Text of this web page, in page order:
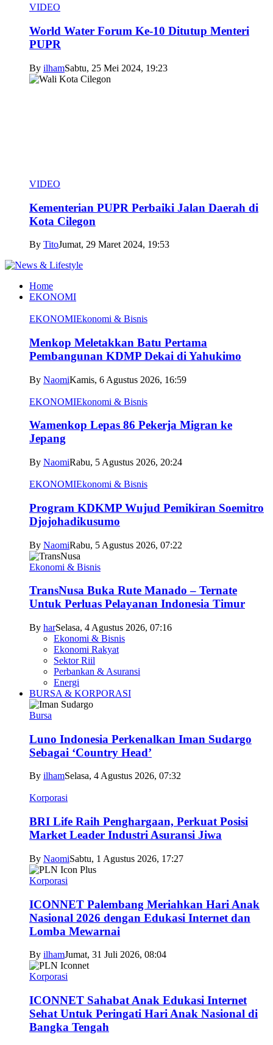
VIDEO
World Water Forum Ke-10 Ditutup Menteri
PUPR
By ilhamSabtu, 25 Mei 2024, 19:23
VIDEO
Kementerian PUPR Perbaiki Jalan Daerah di
Kota Cilegon
By TitoJumat, 29 Maret 2024, 19:53
Home
EKONOMI
EKONOMIEkonomi & Bisnis
Menkop Meletakkan Batu Pertama
Pembangunan KDMP Dekai di Yahukimo
By NaomiKamis, 6 Agustus 2026, 16:59
EKONOMIEkonomi & Bisnis
Wamenkop Lepas 86 Pekerja Migran ke
Jepang
By NaomiRabu, 5 Agustus 2026, 20:24
EKONOMIEkonomi & Bisnis
Program KDKMP Wujud Pemikiran Soemitro
Djojohadikusumo
By NaomiRabu, 5 Agustus 2026, 07:22
Ekonomi & Bisnis
TransNusa Buka Rute Manado – Ternate
Untuk Perluas Pelayanan Indonesia Timur
By harSelasa, 4 Agustus 2026, 07:16
Ekonomi & Bisnis
Ekonomi Rakyat
Sektor Riil
Perbankan & Asuransi
Energi
BURSA & KORPORASI
Bursa
Luno Indonesia Perkenalkan Iman Sudargo
Sebagai ‘Country Head’
By ilhamSelasa, 4 Agustus 2026, 07:32
Korporasi
BRI Life Raih Penghargaan, Perkuat Posisi
Market Leader Industri Asuransi Jiwa
By NaomiSabtu, 1 Agustus 2026, 17:27
Korporasi
ICONNET Palembang Meriahkan Hari Anak
Nasional 2026 dengan Edukasi Internet dan
Lomba Mewarnai
By ilhamJumat, 31 Juli 2026, 08:04
Korporasi
ICONNET Sahabat Anak Edukasi Internet
Sehat Untuk Peringati Hari Anak Nasional di
Bangka Tengah